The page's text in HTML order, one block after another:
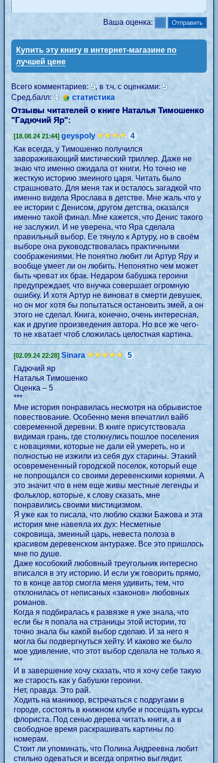
Ваша оценка:
Купить эту книгу в интернет-магазине по
лучшей цене
Всего комментариев:5, в т.ч. с оценками: 5
Сред.балл:4 статистика
Отзывы читателей о книге Наталья Тимошенко
"Гадючий Яр":
[18.08.24 21:44] geyspoly
4
Как всегда, у Тимошенко получился
завораживающий мистический триллер. Даже не
знаю что именно ожидала от книги. Но точно не
жесткую историю змеиного царя. Читать было
страшновато. Для меня так и осталось загадкой что
именно видела Ярослава в детстве. Мне жаль что у
ее истории с Денисом, другом детства, оказался
именно такой финал. Мне кажется, что Денис такого
не заслужил. И не уверена, что Яра сделала
правильный выбор. Ее тянуло к Артуру, но в своём
выборе она руководствовалась практичными
соображениями. Не понятно любит ли Артур Яру и
вообще умеет ли он любить. Непонятно чем может
быть чреват их брак. Недаром бабушка героини
предупреждает, что внучка совершает огромную
ошибку. И хотя Артур не виноват в смерти девушек,
но он мог хотя бы попытаться остановить змей, а он
этого не сделал. Книга, конечно, очень интересная,
как и другие произведения автора. Но все же чего-
то не хватает чтоб сложилась целостная картина.
[02.09.24 22:28] Sinara
5
Гадючий яр
Наталья Тимошенко
Оценка – 5
***
Мне история понравилась несмотря на обрывистое
повествование. Особенно меня впечатлил вайб
современной деревни. В книге присутствовала
видимая грань, где столкнулись пошлое поселения
с новациями, которые не дали ей умереть, но и
полностью не изжили из себя дух старины. Этакий
осовремененный городской поселок, который еще
не попрощался со своими деревенскими корнями. А
это значит что в нем еще живы местные легенды и
фольклор, которые, к слову сказать, мне
понравились своими мистицизмом.
Я уже как то писала, что люблю сказки Бажова и эта
история мне навеяла их дух: Несметные
сокровища, змеиный царь, невеста полоза в
красивом деревенском антураже. Все это пришлось
мне по душе.
Даже кособокий любовный треугольник интересно
вписался в эту историю. И если уж говорить прямо,
то в конце автор смогла меня удивить, тем, что
отклонилась от неписаных «законов» любовных
романов.
Когда я подбиралась к развязке я уже знала, что
если бы я попала на страницы этой истории, то
точно знала бы какой выбор сделаю. И за него я
могла бы подвергнуться хейту. И каково же было
мое удивление, что этот выбор сделала не только я.
***
И в завершение хочу сказать, что я хочу себе такую
же старость как у бабушки героини.
Нет, правда. Это рай.
Ходить на маникюр, встречаться с подругами в
городе, состоять в книжном клубе и посещать курсы
флориста. Под сенью дерева читать книги, а в
свободное время раскрашивать картины по
номерам.
Стоит ли упоминать, что Полина Андреевна любит
стильно одеваться и всегда опрятно выглядит.